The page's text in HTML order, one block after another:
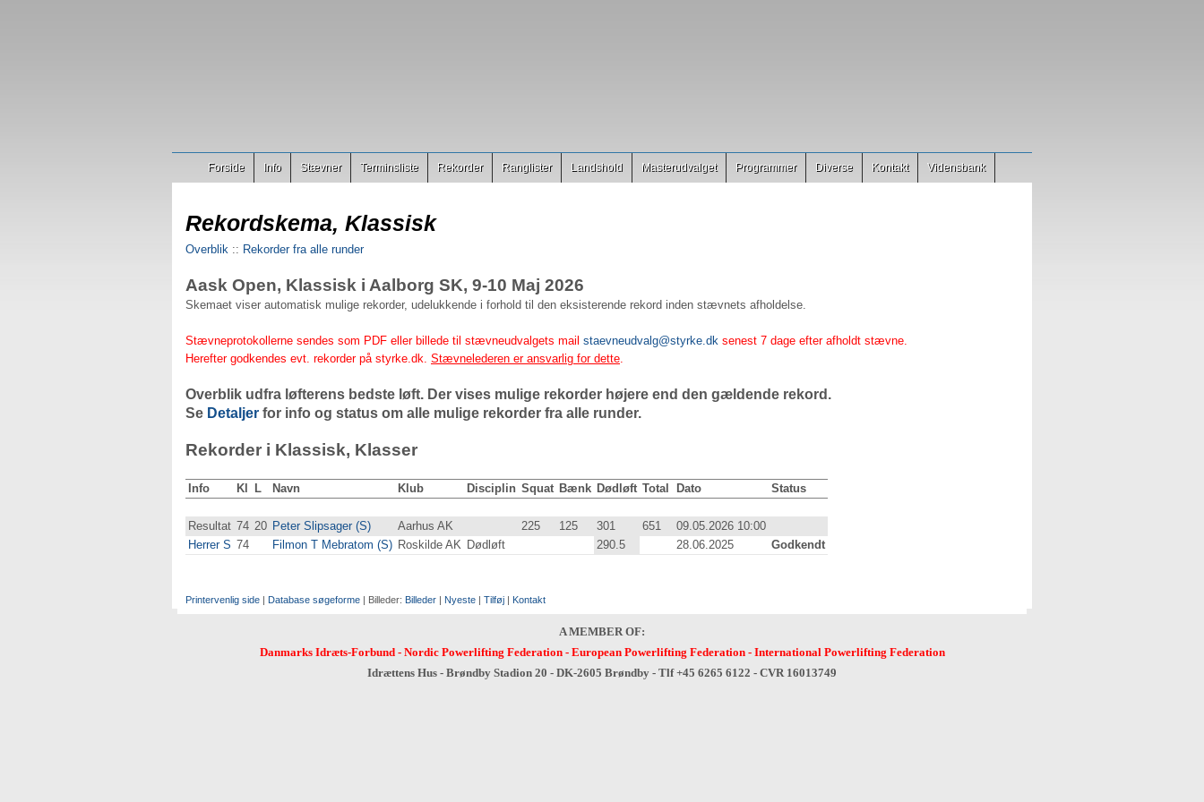
Forside Info Stævner Terminsliste Rekorder Ranglister Landshold Masterudvalget Programmer Diverse Kontakt Vidensbank
Rekordskema, Klassisk
Overblik :: Rekorder fra alle runder
Aask Open, Klassisk i Aalborg SK, 9-10 Maj 2026
Skemaet viser automatisk mulige rekorder, udelukkende i forhold til den eksisterende rekord inden stævnets afholdelse.
Stævneprotokollerne sendes som PDF eller billede til stævneudvalgets mail staevneudvalg@styrke.dk senest 7 dage efter afholdt stævne.
Herefter godkendes evt. rekorder på styrke.dk. Stævnelederen er ansvarlig for dette.
Overblik udfra løfterens bedste løft. Der vises mulige rekorder højere end den gældende rekord.
Se Detaljer for info og status om alle mulige rekorder fra alle runder.
Rekorder i Klassisk, Klasser
Info Kl L Navn Klub Disciplin Squat Bænk Dødløft Total Dato Status
Resultat 74 20 Peter Slipsager (S) Aarhus AK 225 125 301 651
09.05.2026 10:00
Herrer S 74 Filmon T Mebratom (S) Roskilde AK Dødløft 290.5 28.06.2025 Godkendt
Printervenlig side | Database søgeforme | Billeder: Billeder | Nyeste | Tilføj | Kontakt
A MEMBER OF:
Danmarks Idræts-Forbund- Nordic Powerlifting Federation- European Powerlifting Federation- International Powerlifting Federation
Idrættens Hus - Brøndby Stadion 20 - DK-2605 Brøndby - Tlf +45 6265 6122 - CVR 16013749